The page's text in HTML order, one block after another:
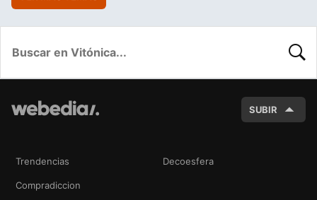
SUBIR
Trendencias Decoesfera
Compradiccion